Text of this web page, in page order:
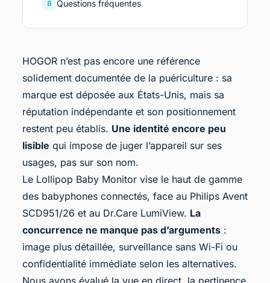
8 Questions fréquentes
HOGOR n’est pas encore une référence
solidement documentée de la puériculture : sa
marque est déposée aux États-Unis, mais sa
réputation indépendante et son positionnement
restent peu établis. Une identité encore peu
lisible qui impose de juger l’appareil sur ses
usages, pas sur son nom.
Le Lollipop Baby Monitor vise le haut de gamme
des babyphones connectés, face au Philips Avent
SCD951/26 et au Dr.Care LumiView. La
concurrence ne manque pas d’arguments:
image plus détaillée, surveillance sans Wi-Fi ou
confidentialité immédiate selon les alternatives.
Nous avons évalué la vue en direct, la pertinence